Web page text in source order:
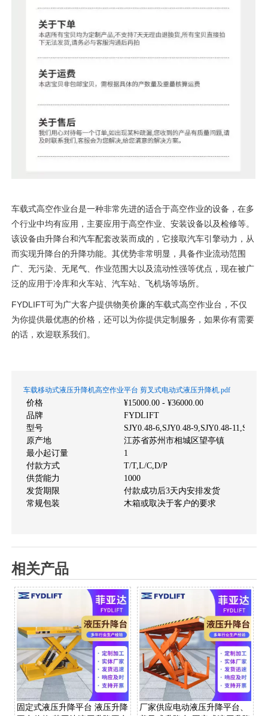
车载式高空作业台是一种非常先进的适合于高空作业的设备，在多
个行业中均有应用，主要应用于高空作业、安装设备以及检修等。
该设备由升降台和汽车配套改装而成的，它接取汽车引擎动力，从
而实现升降台的升降功能。其优势非常明显，具备作业流动范围
广、无污染、无尾气、作业范围大以及流动性强等优点，现在被广
泛的应用于冷库和火车站、汽车站、飞机场等场所。
FYDLIFT可为广大客户提供物美价廉的车载式高空作业台，不仅
为你提供最优惠的价格，还可以为你提供定制服务，如果你有需要
的话，欢迎联系我们。
车载移动式液压升降机高空作业平台 剪叉式电动式液压升降机.pdf
价格
¥15000.00 - ¥36000.00
品牌
FYDLIFT
型号
SJY0.48-6,SJY0.48-9,SJY0.48-
原产地
江苏省苏州市相城区望亭镇
最小起订量
1
付款方式
T/T,L/C,D/P
供货能力
1000
发货期限
付款成功后3天内安排发货
常规包装
木箱或取决于客户的要求
相关产品
固定式液压升降平台 液压升降
厂家供应电动液压升降平台、